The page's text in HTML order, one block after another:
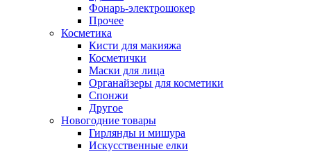
Фонарь-электрошокер
Прочее
Косметика
Кисти для макияжа
Косметички
Маски для лица
Органайзеры для косметики
Спонжи
Другое
Новогодние товары
Гирлянды и мишура
Искусственные елки